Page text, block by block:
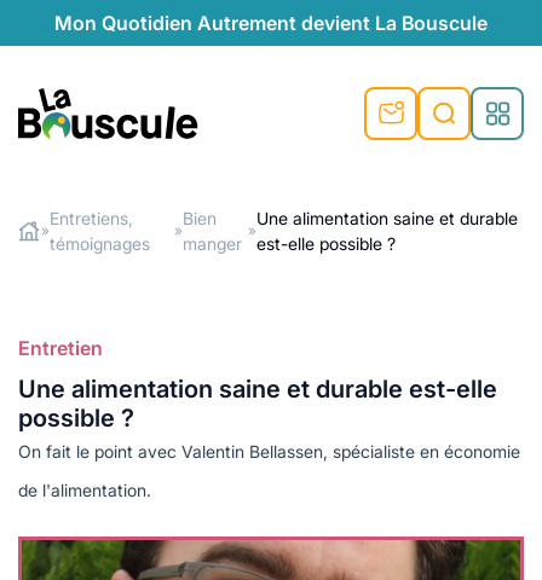
Mon Quotidien Autrement devient La Bouscule
au naturel
végétariennes
locales
plus de recyclage
naturelle
naturel
témoignages
Rechercher
»
Entretiens,
témoignages
»
Bien
manger
»
Une alimentation saine et durable
est-elle possible ?
Entretien
Une alimentation saine et durable est-elle
possible ?
On fait le point avec Valentin Bellassen, spécialiste en économie
de l'alimentation.